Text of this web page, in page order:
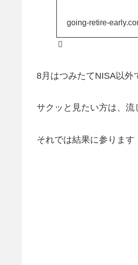
going-retire-
8月はつみたてNISA以外
サクッと見たい方は、流
それでは結果に参ります